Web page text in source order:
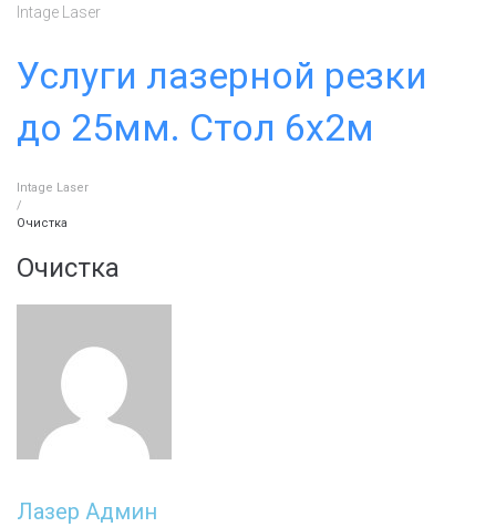
Перейти
контенту
Intage Laser
Услуги лазерной резки
до 25мм. Стол 6х2м
Intage Laser
/
Очистка
Очистка
Лазер Админ